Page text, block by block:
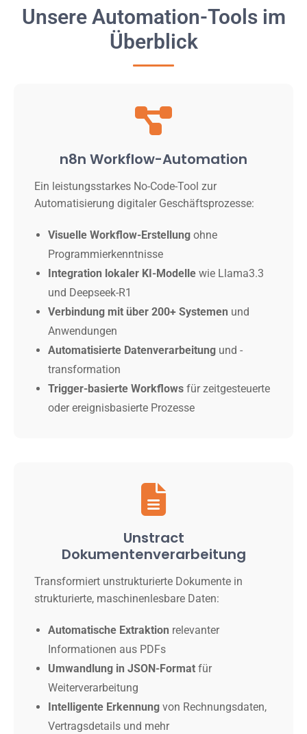
Unsere Automation-Tools im
Überblick
n8n Workflow-Automation
Ein leistungsstarkes No-Code-Tool zur
Automatisierung digitaler Geschäftsprozesse:
Visuelle Workflow-Erstellung ohne
Programmierkenntnisse
Integration lokaler KI-Modelle wie Llama3.3
und Deepseek-R1
Verbindung mit über 200+ Systemen und
Anwendungen
Automatisierte Datenverarbeitung und -
transformation
Trigger-basierte Workflows für zeitgesteuerte
oder ereignisbasierte Prozesse
Unstract
Dokumentenverarbeitung
Transformiert unstrukturierte Dokumente in
strukturierte, maschinenlesbare Daten:
Automatische Extraktion relevanter
Informationen aus PDFs
Umwandlung in JSON-Format für
Weiterverarbeitung
Intelligente Erkennung von Rechnungsdaten,
Vertragsdetails und mehr